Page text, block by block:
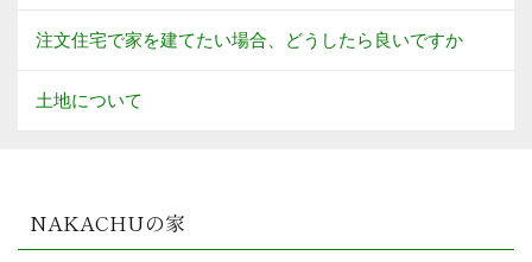
注文住宅で家を建てたい場合、どうしたら良いですか
土地について
NAKACHUの家